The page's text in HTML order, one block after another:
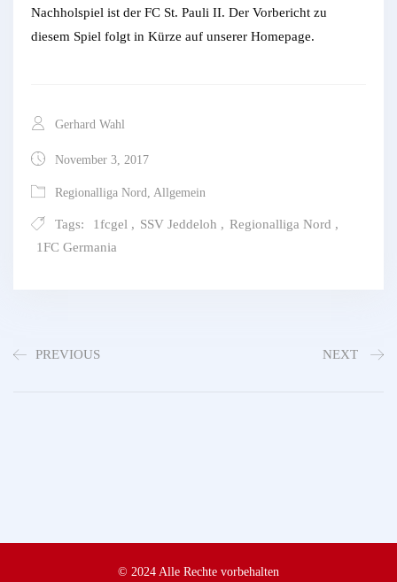
Nachholspiel ist der FC St. Pauli II. Der Vorbericht zu
diesem Spiel folgt in Kürze auf unserer Homepage.
Gerhard Wahl
November 3, 2017
Regionalliga Nord, Allgemein
Tags: 1fcgel , SSV Jeddeloh , Regionalliga Nord ,
1FC Germania
PREVIOUS NEXT
© 2024 Alle Rechte vorbehalten